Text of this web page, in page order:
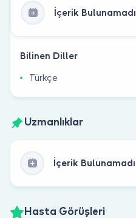
İçerik Bulunamadı
Bilinen Diller
Türkçe
Uzmanlıklar
İçerik Bulunamadı
Hasta Görüşleri